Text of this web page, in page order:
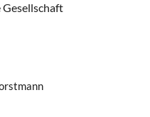
Gesellschaft